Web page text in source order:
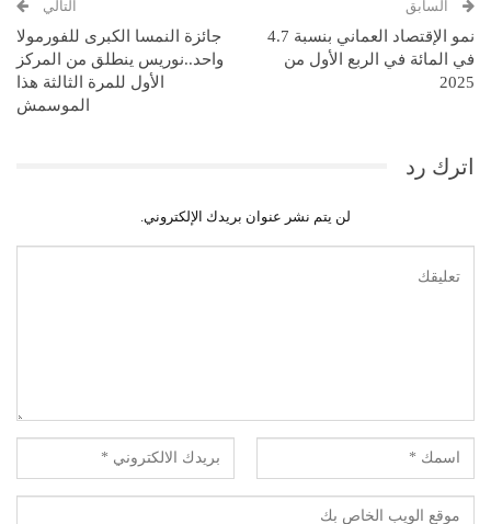
السابق
نمو الإقتصاد العماني بنسبة 4.7
في المائة في الربع الأول من
2025
التالي
جائزة النمسا الكبرى للفورمولا
واحد..نوريس ينطلق من المركز
الأول للمرة الثالثة هذا
الموسمش
اترك رد
لن يتم نشر عنوان بريدك الإلكتروني.